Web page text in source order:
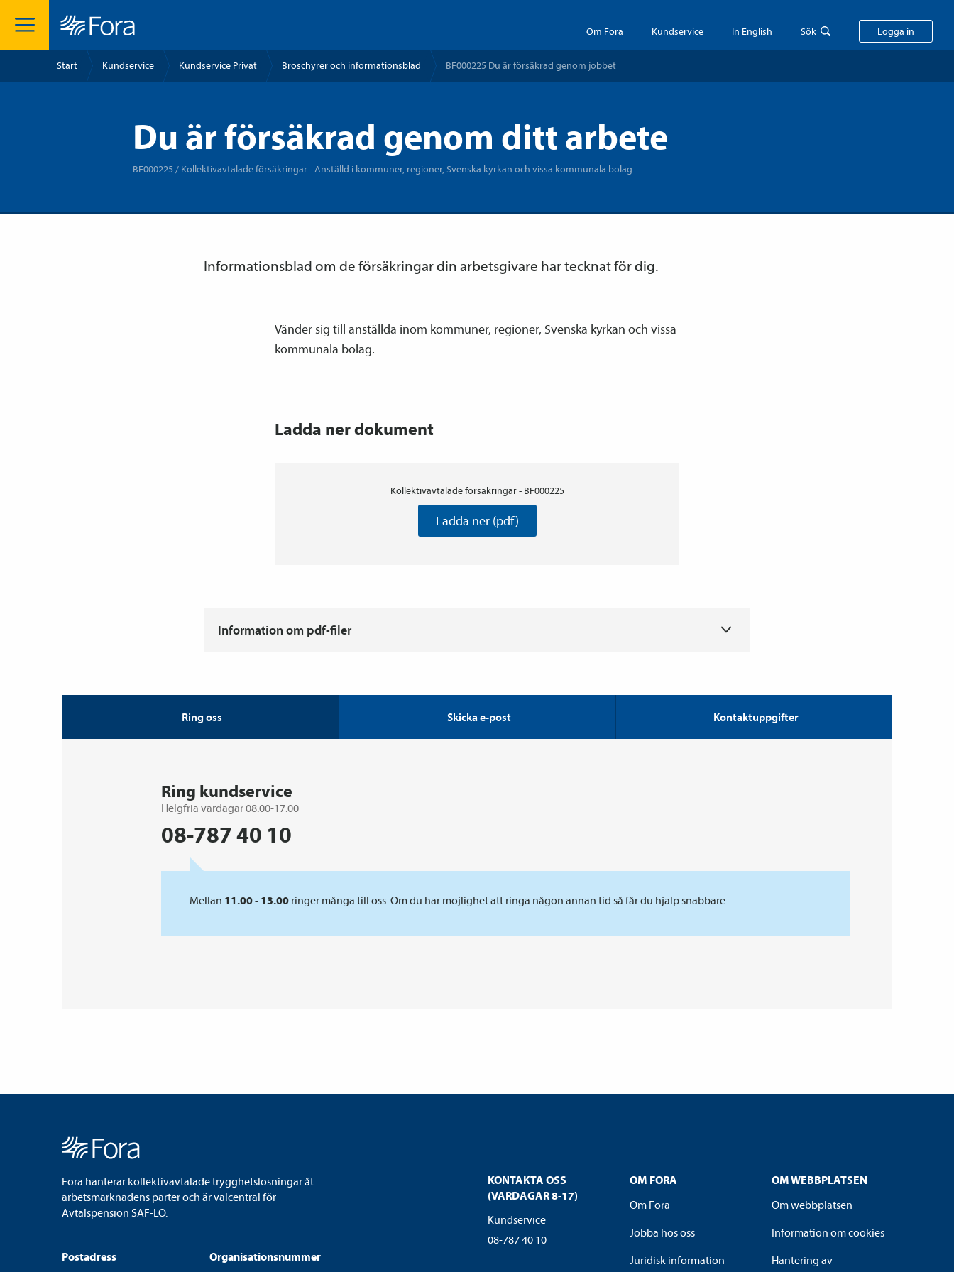
Om Fora Kundservice In English Sök Logga in
Start Kundservice Kundservice Privat Broschyrer och informationsblad BF000225 Du är försäkrad genom jobbet
Du är försäkrad genom ditt arbete
BF000225 / Kollektivavtalade försäkringar - Anställd i kommuner, regioner, Svenska kyrkan och vissa kommunala bolag
Informationsblad om de försäkringar din arbetsgivare har tecknat för dig.
Vänder sig till anställda inom kommuner, regioner, Svenska kyrkan och vissa
kommunala bolag.
Ladda ner dokument
Kollektivavtalade försäkringar - BF000225
Ladda ner (pdf)
Information om pdf-filer
Ring oss Skicka e-post Kontaktuppgifter
Ring kundservice
Helgfria vardagar 08.00-17.00
08-787 40 10
Mellan 11.00 - 13.00 ringer många till oss. Om du har möjlighet att ringa någon annan tid så får du hjälp snabbare.
KONTAKTA OSS
(VARDAGAR 8-17)
Kundservice
08-787 40 10
OM FORA
Om Fora
Jobba hos oss
Juridisk information
OM WEBBPLATSEN
Om webbplatsen
Information om cookies
Hantering av
Fora hanterar kollektivavtalade trygghetslösningar åt
arbetsmarknadens parter och är valcentral för
Avtalspension SAF-LO.
Postadress
Organisationsnummer